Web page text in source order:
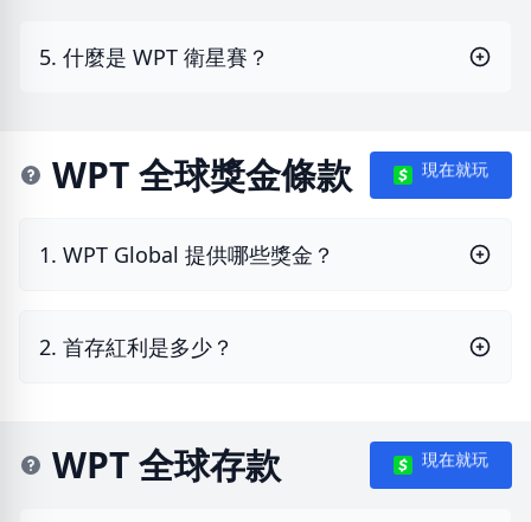
5. 什麼是 WPT 衛星賽？
WPT 全球獎金條款 現在就玩
1. WPT Global 提供哪些獎金？
2. 首存紅利是多少？
WPT 全球存款 現在就玩